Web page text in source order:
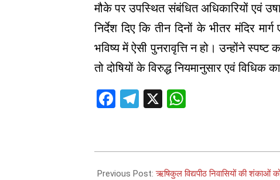
मौके पर उपस्थित संबंधित अधिकारियों एवं
निर्देश दिए कि तीन दिनों के भीतर मंदिर
भविष्य में ऐसी पुनरावृत्ति न हो। उन्होंने स्पष्ट
तो दोषियों के विरुद्ध नियमानुसार एवं विधिक
Facebook
Telegram
X
07-
Previous Post:ऋषिकुल विद्यपीठ निवासियों की